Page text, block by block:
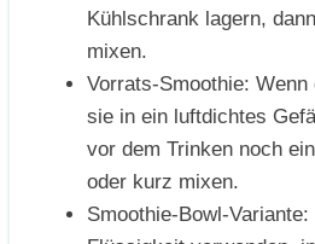
Kühlschrank lagern,
mixen.
Vorrats-Smoothie:
sie in ein luftdichtes
vor dem Trinken noch
oder kurz mixen.
Smoothie-Bowl-